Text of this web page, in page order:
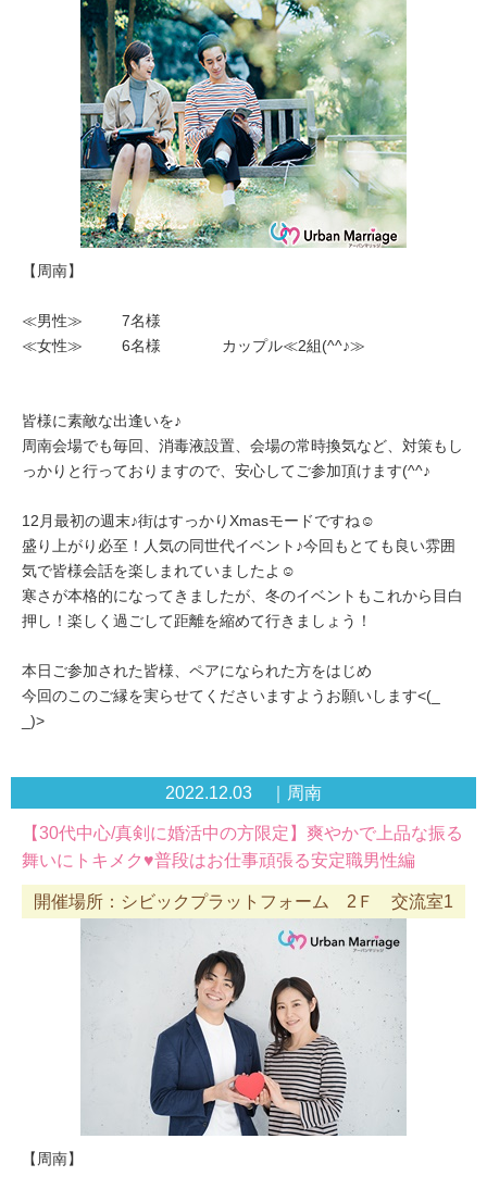
【周南】
≪男性≫ 7名様
≪女性≫ 6名様 カップル≪2組(^^♪≫
皆様に素敵な出逢いを♪
周南会場でも毎回、消毒液設置、会場の常時換気など、対策もし
っかりと行っておりますので、安心してご参加頂けます(^^♪
12月最初の週末♪街はすっかりXmasモードですね☺
盛り上がり必至！人気の同世代イベント♪今回もとても良い雰囲
気で皆様会話を楽しまれていましたよ☺
寒さが本格的になってきましたが、冬のイベントもこれから目白
押し！楽しく過ごして距離を縮めて行きましょう！
本日ご参加された皆様、ペアになられた方をはじめ
今回のこのご縁を実らせてくださいますようお願いします<(_
_)>
2022.12.03 ｜周南
【30代中心/真剣に婚活中の方限定】爽やかで上品な振る
舞いにトキメク♥普段はお仕事頑張る安定職男性編
開催場所：シビックプラットフォーム 2Ｆ 交流室1
【周南】